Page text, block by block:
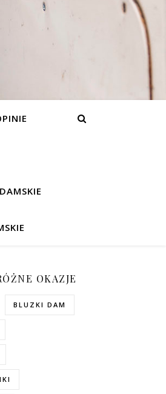
OKAZJE
BLUZKI DAM